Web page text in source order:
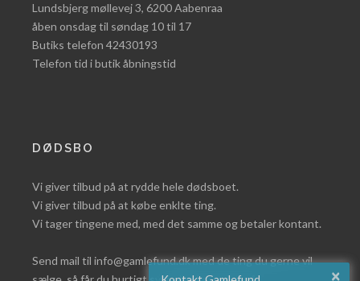
Lundsbjerg møllevej 3, 6200 Aabenraa
åben onsdag til søndag 10 til 17
Butiks telefon 42430193
Telefon tid i butik åbningstid
DØDSBO
Vi giver tilbud på at rydde hele dødsboet.
Vi giver tilbud på at købe enklte ting.
Vi tager tingene med, med det samme og betaler kontant.
Send mail til info@gamlefund.dk med de ting du gerne vil
×